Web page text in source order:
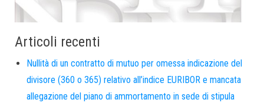
Articoli recenti
Nullità di un contratto di mutuo per omessa indicazione del
divisore (360 o 365) relativo all’indice EURIBOR e mancata
allegazione del piano di ammortamento in sede di stipula